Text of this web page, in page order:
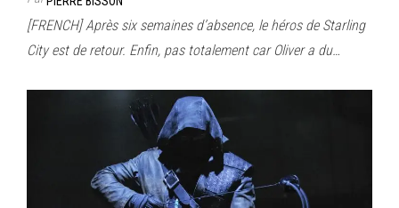
[FRENCH] Après six semaines d’absence, le héros de Starling
City est de retour. Enfin, pas totalement car Oliver a du…